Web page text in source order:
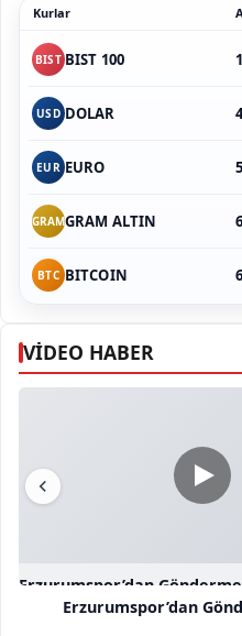
Kurlar
BIST BIST 100
USD DOLAR
EUR EURO
GRAMGRAM ALTIN
BTC BITCOIN
VİDEO HABER
Erzurumspor’dan
Erzurumspor’dan